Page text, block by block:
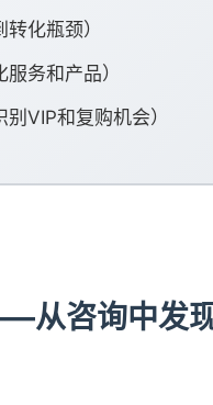
化瓶颈）
务和产品）
VIP和复购机会）
从咨询中发